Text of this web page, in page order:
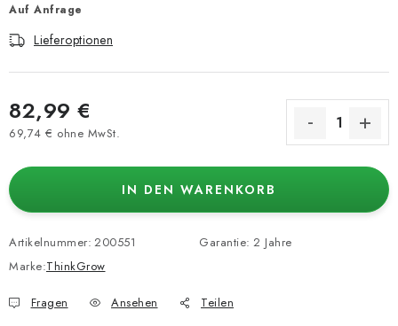
Auf Anfrage
Lieferoptionen
82,99 €
69,74 € ohne MwSt.
IN DEN WARENKORB
Artikelnummer: 200551
Marke:ThinkGrow
Garantie: 2 Jahre
Fragen Ansehen Teilen